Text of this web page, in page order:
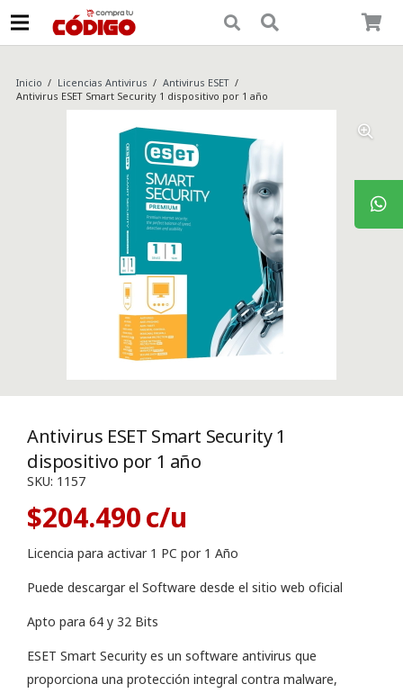
Inicio / Licencias Antivirus / Antivirus ESET /
Antivirus ESET Smart Security 1 dispositivo por 1 año
Antivirus ESET Smart Security 1
dispositivo por 1 año
SKU: 1157
$204.490
Licencia para activar 1 PC por 1 Año
Puede descargar el Software desde el sitio web oficial
Apto para 64 y 32 Bits
ESET Smart Security es un software antivirus que
proporciona una protección integral contra malware,